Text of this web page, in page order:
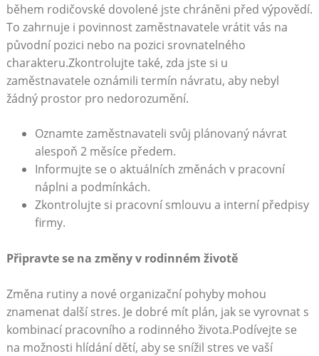
během rodičovské ‌dovolené jste ‍chráněni před výpovědí.
⁤To zahrnuje i povinnost zaměstnavatele vrátit vás na
původní pozici nebo⁣ na pozici srovnatelného⁤
charakteru.Zkontrolujte ⁤také, zda jste si u⁣
zaměstnavatele oznámili termín ⁤návratu, aby​ nebyl
žádný prostor pro⁢ nedorozumění.
Oznamte⁣ zaměstnavateli svůj plánovaný‍ návrat
alespoň⁤ 2 měsíce předem.
Informujte se o‌ aktuálních změnách⁣ v pracovní
náplni a podmínkách.
Zkontrolujte si pracovní ⁢smlouvu⁢ a ⁢interní ​předpisy
firmy.
Připravte se na ⁣změny v rodinném⁤ životě
Změna rutiny a nové organizační pohyby ​mohou
znamenat ⁤další⁣ stres. Je dobré mít plán, jak se vyrovnat s
kombinací pracovního a rodinného života.Podívejte se
na ⁢možnosti hlídání dětí, aby ⁣se‍ snížil ⁣stres ⁤ve ⁣vaší